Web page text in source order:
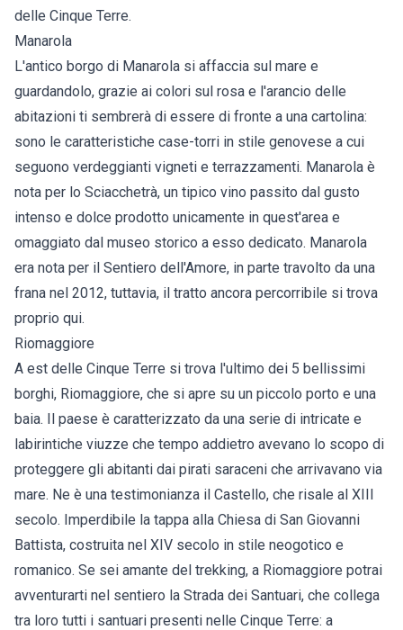
delle Cinque Terre.
Manarola
L'antico borgo di Manarola si affaccia sul mare e
guardandolo, grazie ai colori sul rosa e l'arancio delle
abitazioni ti sembrerà di essere di fronte a una cartolina:
sono le caratteristiche case-torri in stile genovese a cui
seguono verdeggianti vigneti e terrazzamenti. Manarola è
nota per lo Sciacchetrà, un tipico vino passito dal gusto
intenso e dolce prodotto unicamente in quest'area e
omaggiato dal museo storico a esso dedicato. Manarola
era nota per il Sentiero dell'Amore, in parte travolto da una
frana nel 2012, tuttavia, il tratto ancora percorribile si trova
proprio qui.
Riomaggiore
A est delle Cinque Terre si trova l'ultimo dei 5 bellissimi
borghi, Riomaggiore, che si apre su un piccolo porto e una
baia. Il paese è caratterizzato da una serie di intricate e
labirintiche viuzze che tempo addietro avevano lo scopo di
proteggere gli abitanti dai pirati saraceni che arrivavano via
mare. Ne è una testimonianza il Castello, che risale al XIII
secolo. Imperdibile la tappa alla Chiesa di San Giovanni
Battista, costruita nel XIV secolo in stile neogotico e
romanico. Se sei amante del trekking, a Riomaggiore potrai
avventurarti nel sentiero la Strada dei Santuari, che collega
tra loro tutti i santuari presenti nelle Cinque Terre: a